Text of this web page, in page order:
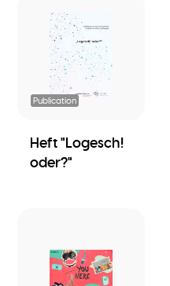
Publication
Heft "Logesch!
oder?"